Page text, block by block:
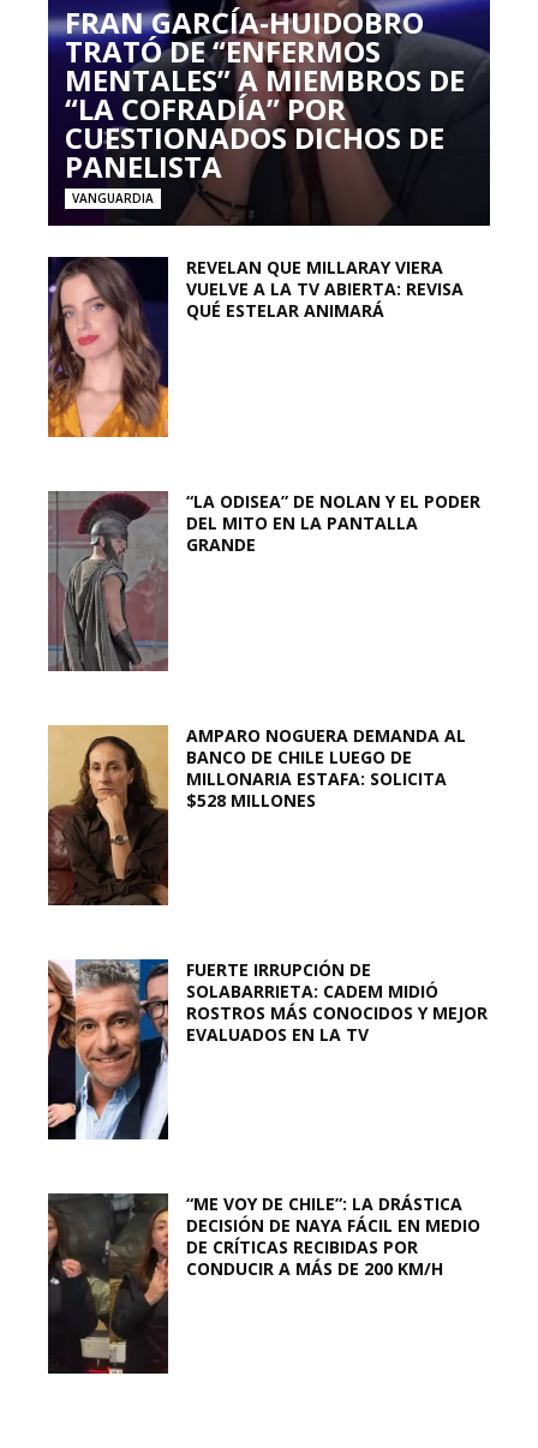
FRAN GARCÍA-HUIDOBRO
TRATÓ DE “ENFERMOS
MENTALES” A MIEMBROS DE
“LA COFRADÍA” POR
CUESTIONADOS DICHOS DE
PANELISTA
VANGUARDIA
REVELAN QUE MILLARAY VIERA
VUELVE A LA TV ABIERTA: REVISA
QUÉ ESTELAR ANIMARÁ
“LA ODISEA” DE NOLAN Y EL PODER
DEL MITO EN LA PANTALLA
GRANDE
AMPARO NOGUERA DEMANDA AL
BANCO DE CHILE LUEGO DE
MILLONARIA ESTAFA: SOLICITA
$528 MILLONES
FUERTE IRRUPCIÓN DE
SOLABARRIETA: CADEM MIDIÓ
ROSTROS MÁS CONOCIDOS Y MEJOR
EVALUADOS EN LA TV
“ME VOY DE CHILE”: LA DRÁSTICA
DECISIÓN DE NAYA FÁCIL EN MEDIO
DE CRÍTICAS RECIBIDAS POR
CONDUCIR A MÁS DE 200 KM/H